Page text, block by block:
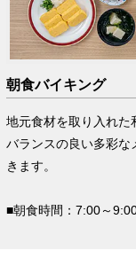
朝食バイキング
地元食材を取り入れた
バランスの良い多彩な
きます。
■朝食時間：7:00～